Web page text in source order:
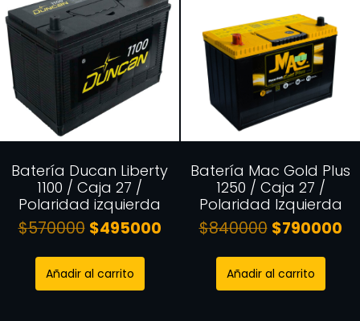
Batería Ducan Liberty
1100 / Caja 27 /
Polaridad izquierda
$570000 $495000
Añadir al carrito
Batería Mac Gold Plus
1250 / Caja 27 /
Polaridad Izquierda
$840000 $790000
Añadir al carrito